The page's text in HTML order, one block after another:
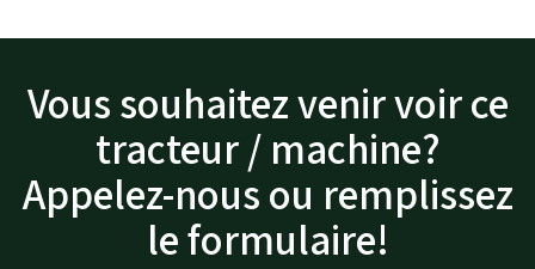
Vous souhaitez venir voir ce
tracteur / machine?
Appelez-nous ou remplissez
le formulaire!